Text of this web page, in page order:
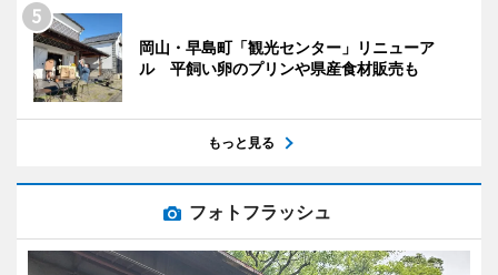
岡山・早島町「観光センター」リニューア
ル 平飼い卵のプリンや県産食材販売も
もっと見る
フォトフラッシュ